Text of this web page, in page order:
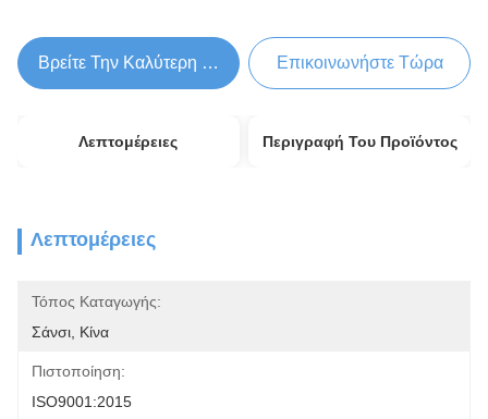
Βρείτε Την Καλύτερη Τιμή Επικοινωνήστε Τώρα
Λεπτομέρειες Περιγραφή Του Προϊόντος
Λεπτομέρειες
Τόπος Καταγωγής:
Σάνσι, Κίνα
Πιστοποίηση:
ISO9001:2015